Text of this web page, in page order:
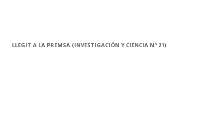
LLEGIT A LA PREMSA (INVESTIGACIÓN Y CIENCIA Nº 21)